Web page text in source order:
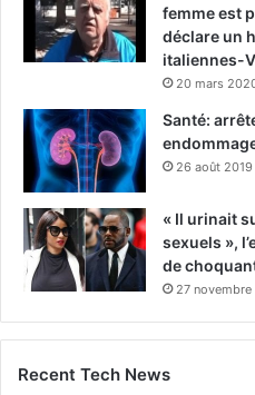
femme est
déclare un
italiennes-
20 mars
Santé:
26 août 2019
« Il urinait
sexuels »,
de
27 novembre
Recent Tech News